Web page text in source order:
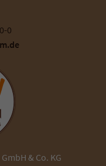
0
& Co. KG